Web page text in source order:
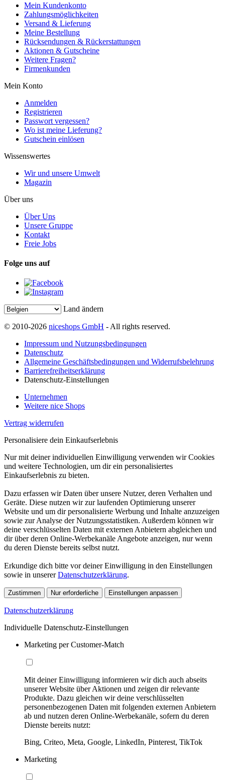
Mein Kundenkonto
Zahlungsmöglichkeiten
Versand & Lieferung
Meine Bestellung
Rücksendungen & Rückerstattungen
Aktionen & Gutscheine
Weitere Fragen?
Firmenkunden
Mein Konto
Anmelden
Registrieren
Passwort vergessen?
Wo ist meine Lieferung?
Gutschein einlösen
Wissenswertes
Wir und unsere Umwelt
Magazin
Über uns
Über Uns
Unsere Gruppe
Kontakt
Freie Jobs
Folge uns auf
Land ändern
© 2010-2026 niceshops GmbH - All rights reserved.
Impressum und Nutzungsbedingungen
Datenschutz
Allgemeine Geschäftsbedingungen und Widerrufsbelehrung
Barrierefreiheitserklärung
Datenschutz-Einstellungen
Unternehmen
Weitere nice Shops
Vertrag widerrufen
Personalisiere dein Einkaufserlebnis
Nur mit deiner individuellen Einwilligung verwenden wir Cookies
und weitere Technologien, um dir ein personalisiertes
Einkaufserlebnis zu bieten.
Dazu erfassen wir Daten über unsere Nutzer, deren Verhalten und
Geräte. Diese nutzen wir zur laufenden Optimierung unserer
Website und um dir personalisierte Werbung und Inhalte anzuzeigen
sowie zur Analyse der Nutzungsstatistiken. Außerdem können wir
deine verschlüsselten Daten mit externen Anbietern abgleichen und
dir über deren Online-Werbekanäle Angebote anzeigen, nur wenn
du deren Dienste bereits selbst nutzt.
Erkundige dich bitte vor deiner Einwilligung in den Einstellungen
sowie in unsererDatenschutzerklärung.
Zustimmen Nur erforderliche Einstellungen anpassen
Datenschutzerklärung
Individuelle Datenschutz-Einstellungen
Marketing per Customer-Match
Mit deiner Einwilligung informieren wir dich auch abseits
unserer Website über Aktionen und zeigen dir relevante
Produkte. Dazu gleichen wir deine verschlüsselten
personenbezogenen Daten mit folgenden externen Anbietern
ab und nutzen deren Online-Werbekanäle, sofern du deren
Dienste bereits nutzt:
Bing, Criteo, Meta, Google, LinkedIn, Pinterest, TikTok
Marketing